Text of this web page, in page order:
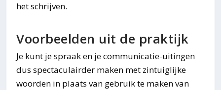
het schrijven.
Voorbeelden uit de praktijk
Je kunt je spraak en je communicatie-uitingen
dus spectaculairder maken met zintuiglijke
woorden in plaats van gebruik te maken van